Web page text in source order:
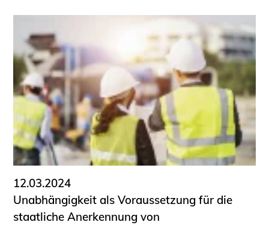
12.03.2024
Unabhängigkeit als Voraussetzung für die
staatliche Anerkennung von